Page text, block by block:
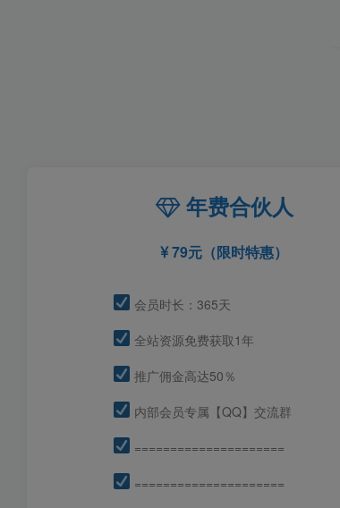
年费合伙人
79元（限时特惠）
会员时长：365天
全站资源免费获取1年
推广佣金高达50％
内部会员专属【QQ】交流群
=====================
=====================